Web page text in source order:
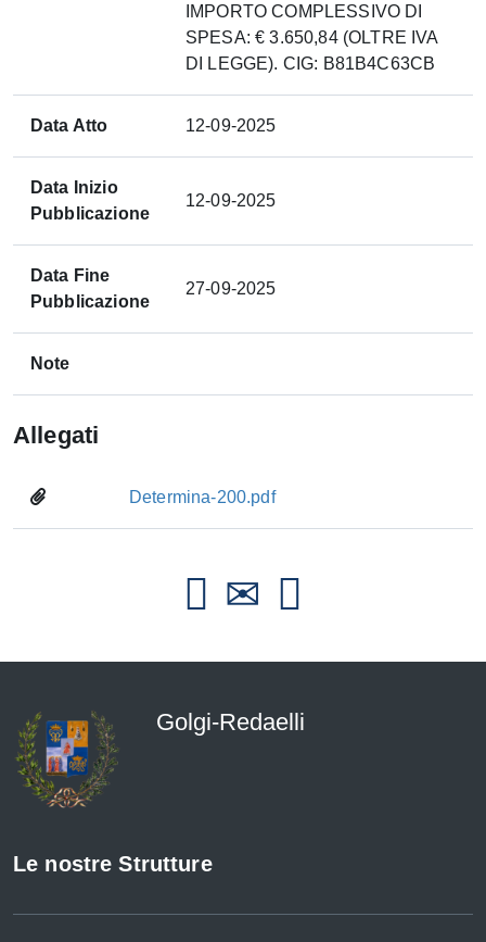
IMPORTO COMPLESSIVO DI
SPESA: € 3.650,84 (OLTRE IVA
DI LEGGE). CIG: B81B4C63CB
Data Atto 12-09-2025
Data Inizio
Pubblicazione
12-09-2025
Data Fine
Pubblicazione
27-09-2025
Note
Allegati
Determina-200.pdf
Golgi-Redaelli
Le nostre Strutture